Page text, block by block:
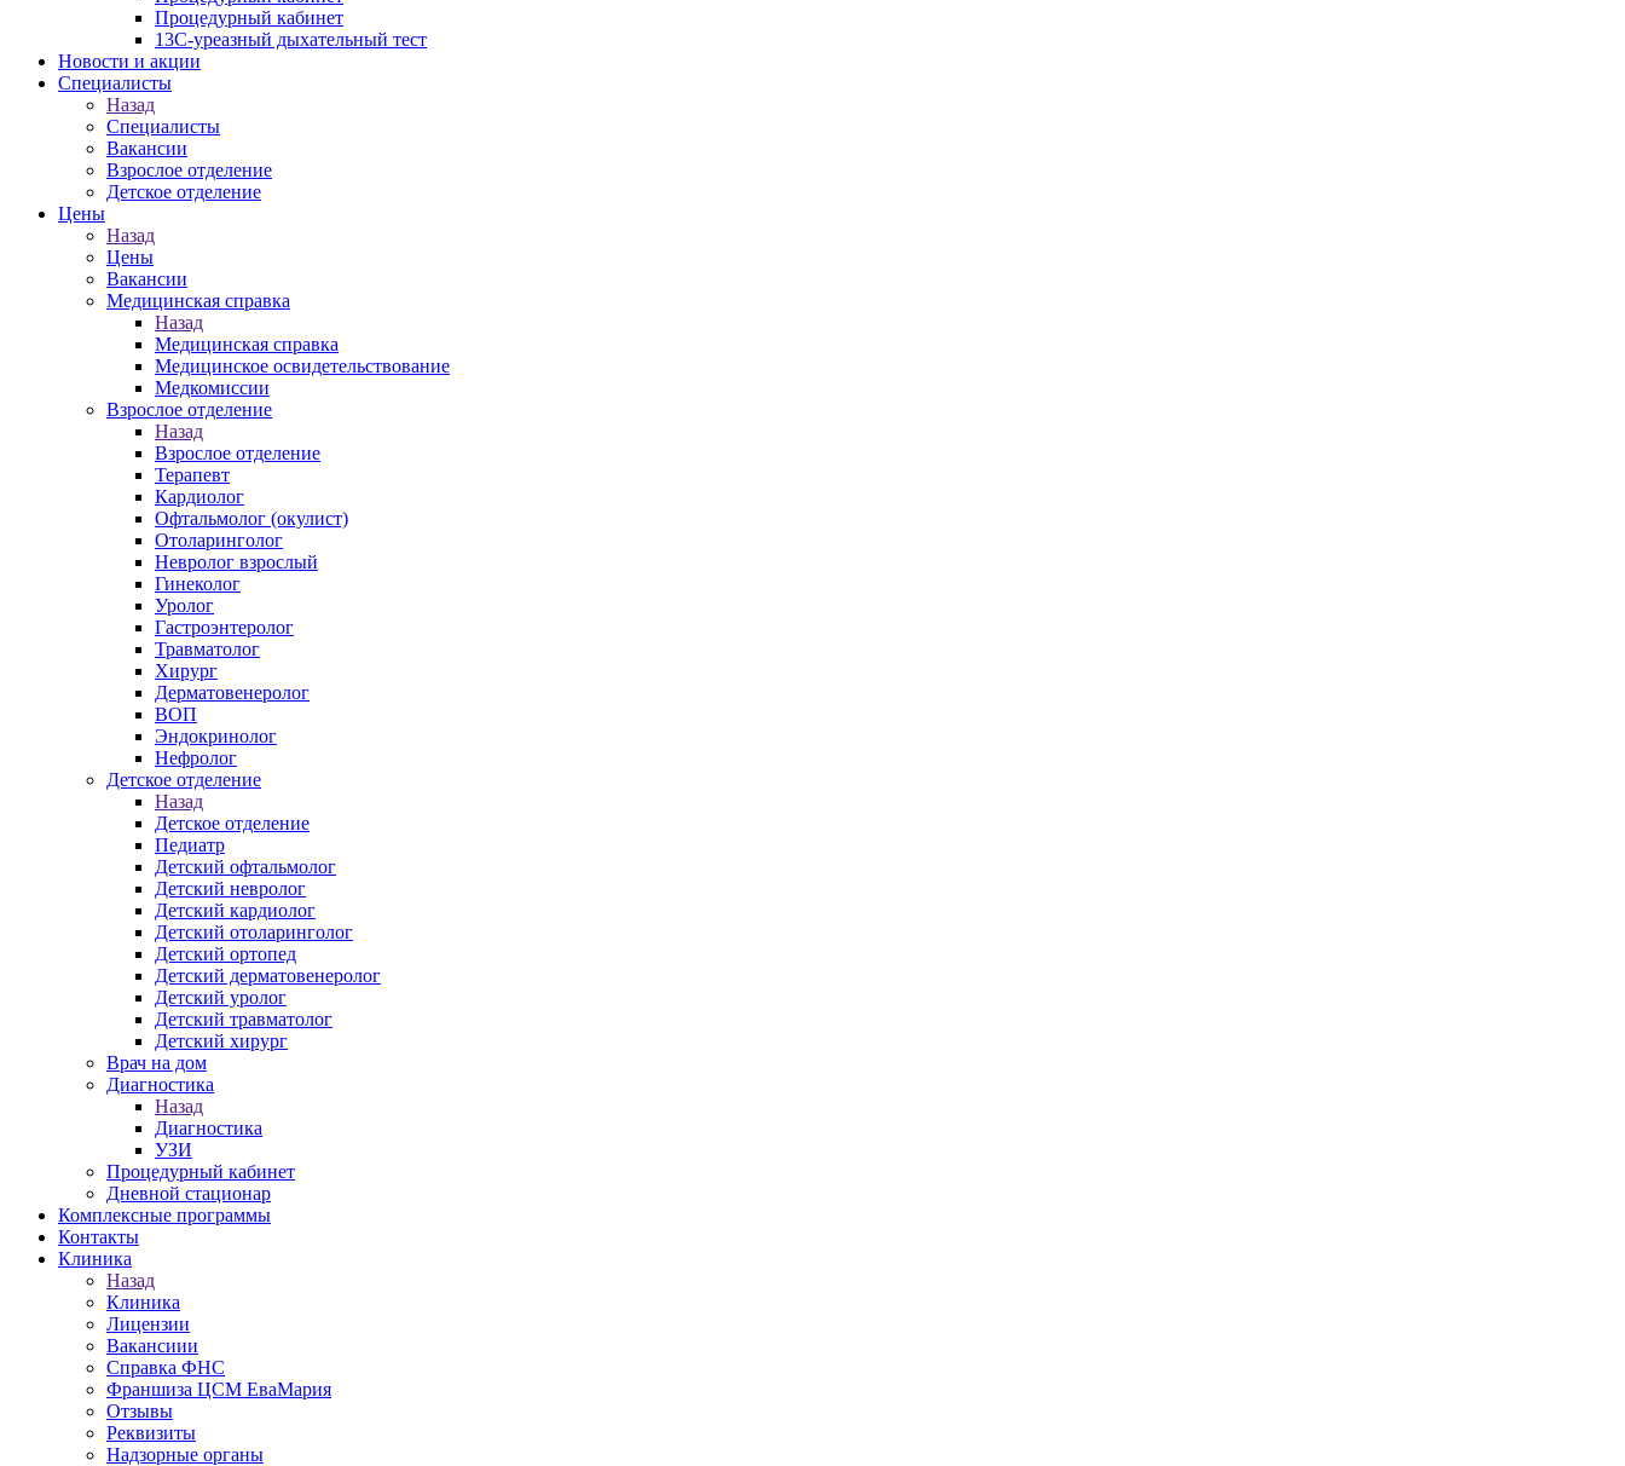
Процедурный кабинет
13С-уреазный дыхательный тест
Новости и акции
Специалисты
Назад
Специалисты
Вакансии
Взрослое отделение
Детское отделение
Цены
Назад
Цены
Вакансии
Медицинская справка
Назад
Медицинская справка
Ме­дицин­ское ос­ви­детель­ство­вание
Медкомиссии
Взрослое отделение
Назад
Взрослое отделение
Терапевт
Кардиолог
Офтальмолог (окулист)
Отоларинголог
Невролог взрослый
Гинеколог
Уролог
Гастроэнтеролог
Травматолог
Хирург
Дерматовенеролог
ВОП
Эндокринолог
Нефролог
Детское отделение
Назад
Детское отделение
Педиатр
Детский офтальмолог
Детский невролог
Детский кардиолог
Детский отоларинголог
Детский ортопед
Детский дерматовенеролог
Детский уролог
Детский травматолог
Детский хирург
Врач на дом
Диагностика
Назад
Диагностика
УЗИ
Процедурный кабинет
Дневной стационар
Комплексные программы
Контакты
Клиника
Назад
Клиника
Лицензии
Вакансиии
Справка ФНС
Франшиза ЦСМ ЕваМария
Отзывы
Реквизиты
Надзорные органы